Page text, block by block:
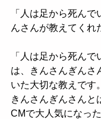
「人は足から死ん
んさんが教えてくれ
「人は足から死ん
は、きんさんぎんさ
いた大切な教えです。
きんさんぎんさんと
CMで大人気になっ